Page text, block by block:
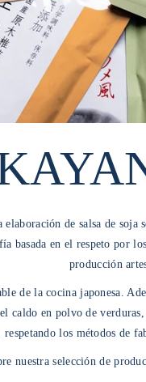
de salsa de
en el respeto por
producción
de la cocina japonesa.
en polvo de
los métodos de
nuestra selección de